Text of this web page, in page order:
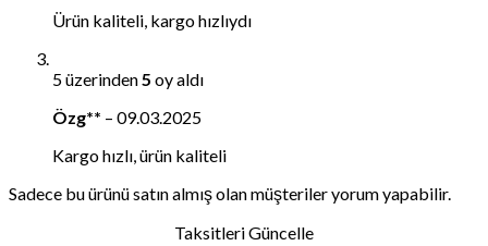
Ürün kaliteli, kargo hızlıydı
5 üzerinden5 oy aldı
Özg** – 09.03.2025
Kargo hızlı, ürün kaliteli
Sadece bu ürünü satın almış olan müşteriler yorum yapabilir.
Taksitleri Güncelle